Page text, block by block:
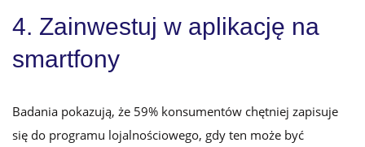
4. Zainwestuj w aplikację na
smartfony
Badania pokazują, że 59% konsumentów chętniej zapisuje
się do programu lojalnościowego, gdy ten może być